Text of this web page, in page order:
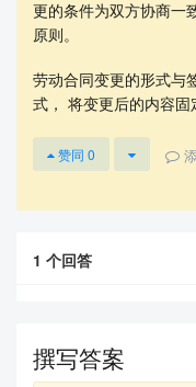
更的条件为双方协商一
原则。
劳动合同变更的形式与
式， 将变更后的内容固
赞同 0
1 个回答
撰写答案